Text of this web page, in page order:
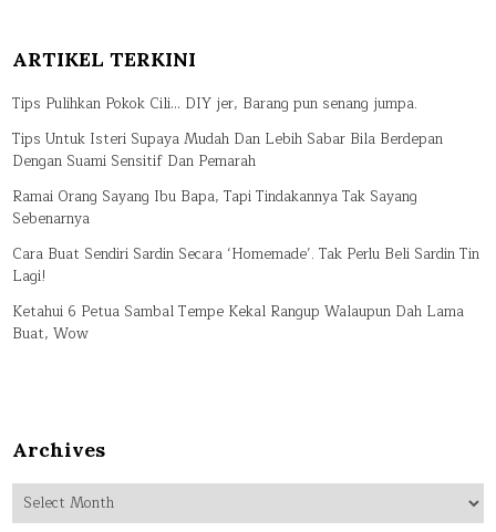
ARTIKEL TERKINI
Tips Pulihkan Pokok Cili… DIY jer, Barang pun senang jumpa.
Tips Untuk Isteri Supaya Mudah Dan Lebih Sabar Bila Berdepan
Dengan Suami Sensitif Dan Pemarah
Ramai Orang Sayang Ibu Bapa, Tapi Tindakannya Tak Sayang
Sebenarnya
Cara Buat Sendiri Sardin Secara ‘Homemade’. Tak Perlu Beli Sardin Tin
Lagi!
Ketahui 6 Petua Sambal Tempe Kekal Rangup Walaupun Dah Lama
Buat, Wow
Archives
Archives